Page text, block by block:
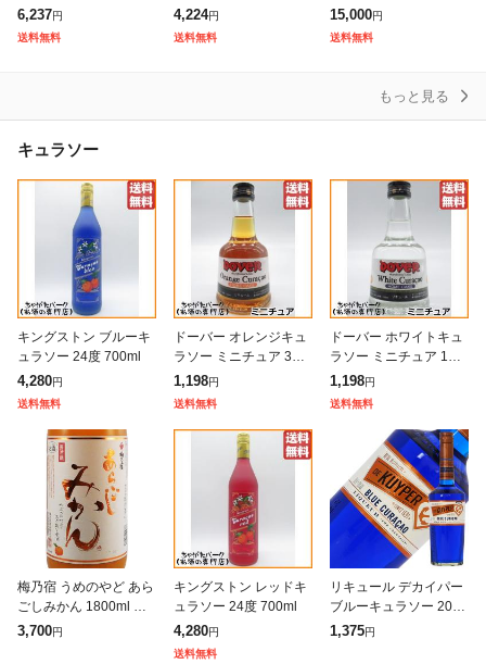
20ml×30本 リキュール
お酒 20度 正規品 いち
ぢく・イチジク 送料無
6,237円
送料無料
リー 20ml×20本 虎S リ
キュール フレーバード
ウォッカ ドイツ
4,224円
送料無料
ボトル5本セット 各180
ml
15,000円
送料無料
もっと見る
キュラソー
キングストン ブルーキ
ュラソー 24度 700ml
4,280円
送料無料
ドーバー オレンジキュ
ラソー ミニチュア 35度
100ml 【リキュール】
送料無料 ちゃがたパー
1,198円
送料無料
ドーバー ホワイトキュ
ラソー ミニチュア 100
ml【リキュール】 送料
無料 ちゃがたパーク
1,198円
送料無料
梅乃宿 うめのやど あら
ごしみかん 1800ml 奈
良県 梅の宿酒造 リキュ
3,700円
キングストン レッドキ
ュラソー 24度 700ml
4,280円
送料無料
リキュール デカイパー
ブルーキュラソー 20度
正規 700ml
1,375円